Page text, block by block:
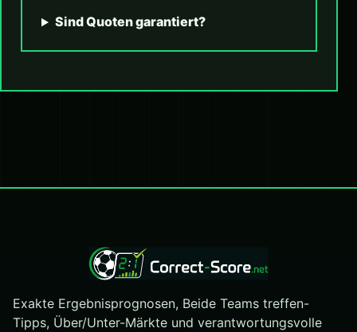
Sind Quoten garantiert?
Exakte Ergebnisprognosen, Beide Teams treffen-
Tipps, Über/Unter-Märkte und verantwortungsvolle